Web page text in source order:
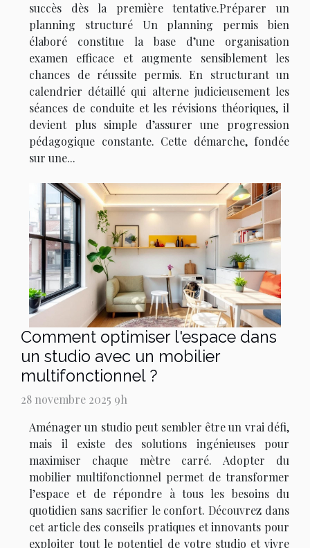
succès dès la première tentative.Préparer un
planning structuré Un planning permis bien
élaboré constitue la base d’une organisation
examen efficace et augmente sensiblement les
chances de réussite permis. En structurant un
calendrier détaillé qui alterne judicieusement les
séances de conduite et les révisions théoriques, il
devient plus simple d’assurer une progression
pédagogique constante. Cette démarche, fondée
sur une...
Comment optimiser l'espace dans
un studio avec un mobilier
multifonctionnel ?
28 novembre 2025 9h
Aménager un studio peut sembler être un vrai défi,
mais il existe des solutions ingénieuses pour
maximiser chaque mètre carré. Adopter du
mobilier multifonctionnel permet de transformer
l’espace et de répondre à tous les besoins du
quotidien sans sacrifier le confort. Découvrez dans
cet article des conseils pratiques et innovants pour
exploiter tout le potentiel de votre studio et vivre